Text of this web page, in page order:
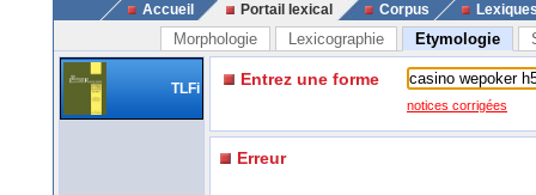
Accueil Portail lexical Corpus
Morphologie Lexicographie Etymologie
TLFi Entrez une forme
notices corrigées
Erreur